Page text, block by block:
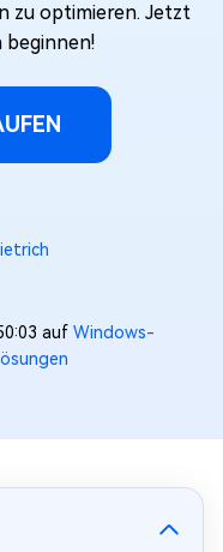
zu optimieren. Jetzt
beginnen!
auf Windows-